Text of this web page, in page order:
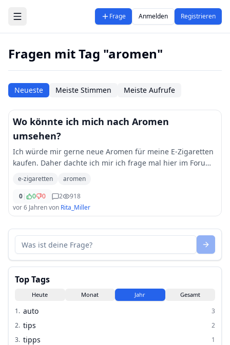
Zum Hauptinhalt springen
Frage Anmelden Registrieren
Fragen mit Tag "aromen"
Neueste Meiste Stimmen Meiste Aufrufe
Wo könnte ich mich nach Aromen
umsehen?
Ich würde mir gerne neue Aromen für meine E-Zigaretten
kaufen. Daher dachte ich mir ich frage mal hier im Forum
ob ihr eine Idee habt wo ich dafür hinschauen könnte?
[Würdet ihr euch z.b. diese Aromen
e-zigaretten
aromen
0| 0 0 2
918
vor 6 Jahrenvon Rita_Miller
Top Tags
Heute Monat Jahr Gesamt
1. auto
3
2. tips
2
3. tipps
1